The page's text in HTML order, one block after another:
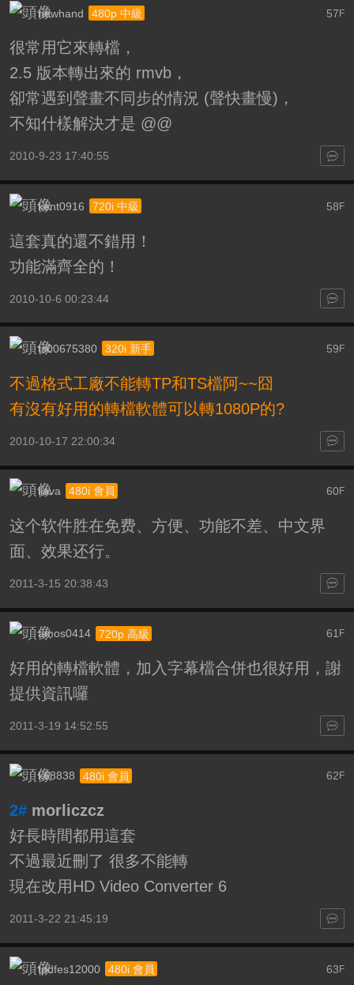
57F
newhand 480p 中級
很常用它來轉檔，
2.5 版本轉出來的 rmvb，
卻常遇到聲畫不同步的情況 (聲快畫慢)，
不知什樣解決才是 @@
2010-9-23 17:40:55
58 F
kent0916 720i 中級
這套真的還不錯用！
功能滿齊全的！
2010-10-6 00:23:44
59 F
ts00675380 320i 新手
不過格式工廠不能轉TP和TS檔阿~~囧
有沒有好用的轉檔軟體可以轉1080P的?
2010-10-17 22:00:34
60F
ilava 480i 會員
这个软件胜在免费、方便、功能不差、中文界
面、效果还行。
2011-3-15 20:38:43
61 F
amos0414 720p 高級
好用的轉檔軟體，加入字幕檔合併也很好用，謝
提供資訊囉
2011-3-19 14:52:55
62 F
k68838 480i 會員
2# morliczcz
好長時間都用這套
不過最近刪了 很多不能轉
現在改用HD Video Converter 6
2011-3-22 21:45:19
63F
tpdfes12000 480i 會員